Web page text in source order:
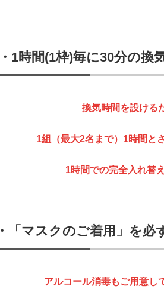
・1時間(1枠)毎に30分の換
換気時間を設ける
1組（最大2名まで）1時間と
1時間での完全入れ替
・「マスクのご着用」を必
アルコール消毒もご用意し